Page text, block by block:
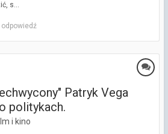
s...
odpowiedź
Patryk Vega
politykach.
i kino